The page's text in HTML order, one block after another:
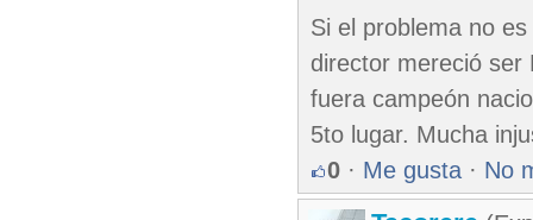
Si el problema no
director mereció ser
fuera campeón
5to lugar. Mucha
0 · Me gusta · No